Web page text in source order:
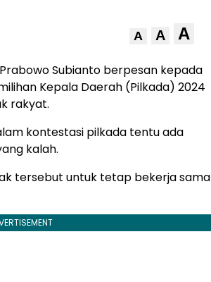
A A A
Subianto berpesan kepada
Kepala Daerah (Pilkada) 2024
rakyat.
kontestasi pilkada tentu ada
kalah.
tersebut untuk tetap bekerja sama